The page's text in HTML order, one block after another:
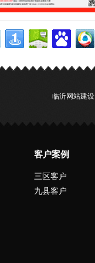
临沂网站建设
客户案例
三区客户
九县客户